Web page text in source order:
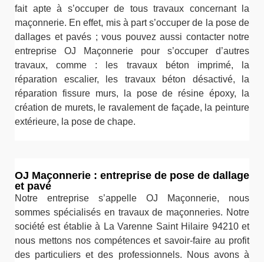
fait apte à s’occuper de tous travaux concernant la
maçonnerie. En effet, mis à part s’occuper de la pose de
dallages et pavés ; vous pouvez aussi contacter notre
entreprise OJ Maçonnerie pour s’occuper d’autres
travaux, comme : les travaux béton imprimé, la
réparation escalier, les travaux béton désactivé, la
réparation fissure murs, la pose de résine époxy, la
création de murets, le ravalement de façade, la peinture
extérieure, la pose de chape.
OJ Maçonnerie : entreprise de pose de dallage
et pavé
Notre entreprise s’appelle OJ Maçonnerie, nous
sommes spécialisés en travaux de maçonneries. Notre
société est établie à La Varenne Saint Hilaire 94210 et
nous mettons nos compétences et savoir-faire au profit
des particuliers et des professionnels. Nous avons à